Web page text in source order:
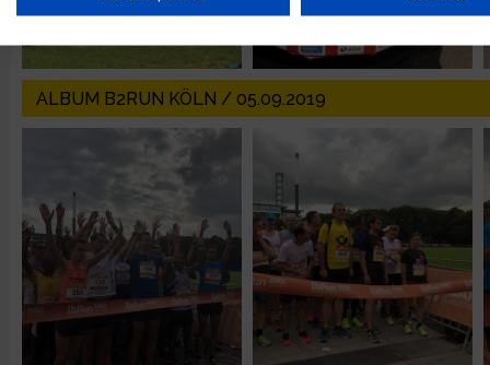
ALBUM B2RUN KÖLN / 05.09.2019
Verwendung reduzierter Daten zur Auswahl von Werbeanzeigen
Erstellung von Profilen für personalisierte Werbung
Verwendung von Profilen zur Auswahl personalisierter
Erstellung von Profilen zur Personalisierung von Inhalten
Verwendung von Profilen zur Auswahl personalisierter Inhalte